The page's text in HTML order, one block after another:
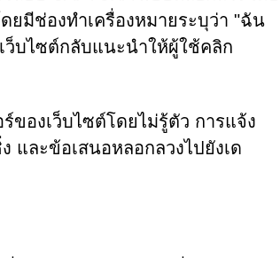
มีช่องทำเครื่องหมายระบุว่า "ฉัน
ว็บไซต์กลับแนะนำให้ผู้ใช้คลิก
ของเว็บไซต์โดยไม่รู้ตัว การแจ้ง
และข้อเสนอหลอกลวงไปยังเด